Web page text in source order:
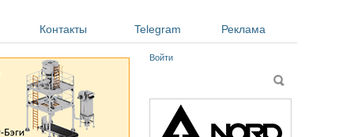
Контакты Telegram Реклама
Войти
Поиск